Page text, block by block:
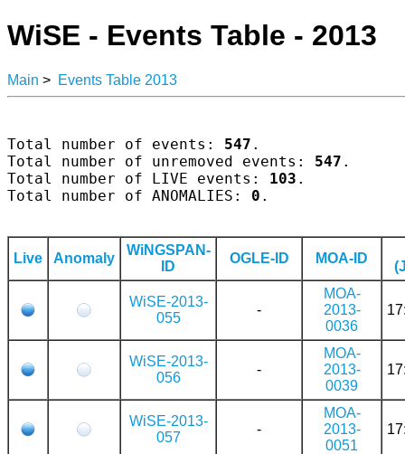
WiSE - Events Table - 2013
Main > Events Table 2013
Total number of events: 547 .
Total number of unremoved events: 547 .
Total number of LIVE events: 103 .
Total number of ANOMALIES: 0 .
Live Anomaly
WiNGSPAN-
ID
OGLE-ID MOA-ID
WiSE-2013-
055
-
MOA-
2013-
0036
WiSE-2013-
056
-
MOA-
2013-
0039
WiSE-2013-
057
-
MOA-
2013-
0051